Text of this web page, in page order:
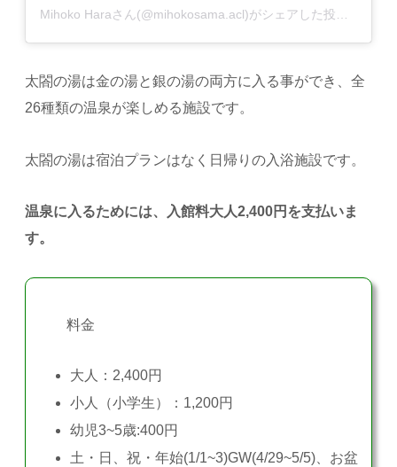
太閤の湯は金の湯と銀の湯の両方に入る事ができ、全
26種類の温泉が楽しめる施設です。
太閤の湯は宿泊プランはなく日帰りの入浴施設です。
温泉に入るためには、入館料大人2,400円を支払いま
す。
料金
大人：2,400円
小人（小学生）：1,200円
幼児3~5歳:400円
土・日、祝・年始(1/1~3)GW(4/29~5/5)、お盆